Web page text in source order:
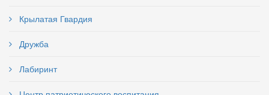
Крылатая Гвардия
Дружба
Лабиринт